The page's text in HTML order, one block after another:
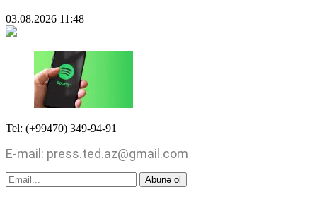
03.08.2026 11:48
Tel: (+99470) 349-94-91
E-mail: press.ted.az@gmail.com
Abunə ol